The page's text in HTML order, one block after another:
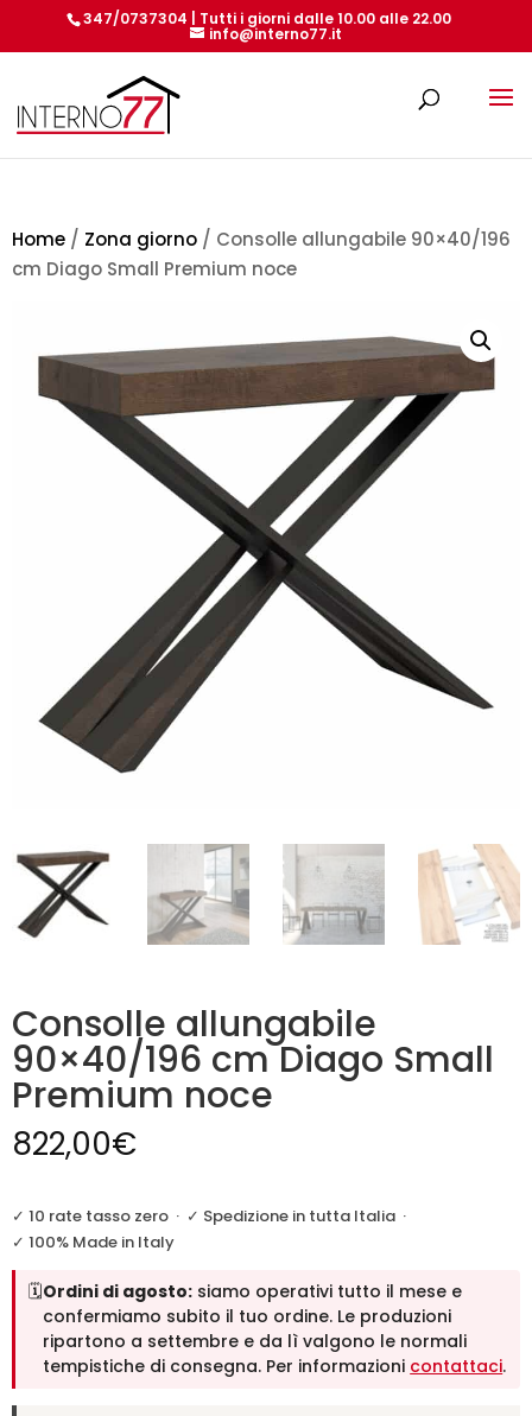
347/0737304 | Tutti i giorni dalle 10.00 alle 22.00
info@interno77.it
Home / Zona giorno / Consolle allungabile 90×40/196
cm Diago Small Premium noce
Consolle allungabile
90×40/196 cm Diago Small
Premium noce
822,00€
✓ 10 rate tasso zero · ✓ Spedizione in tutta Italia ·
✓ 100% Made in Italy
🗓️Ordini di agosto: siamo operativi tutto il mese e
confermiamo subito il tuo ordine. Le produzioni
ripartono a settembre e da lì valgono le normali
tempistiche di consegna. Per informazioni contattaci.